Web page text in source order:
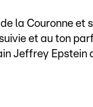
la Couronne
et au ton
Jeffrey Epstein